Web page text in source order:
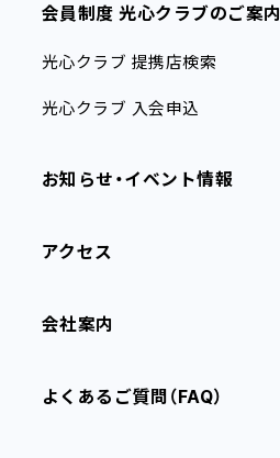
会員制度 光心クラブのご案内
光心クラブ 提携店検索
光心クラブ 入会申込
お知らせ・イベント情報
アクセス
会社案内
よくあるご質問（FAQ）